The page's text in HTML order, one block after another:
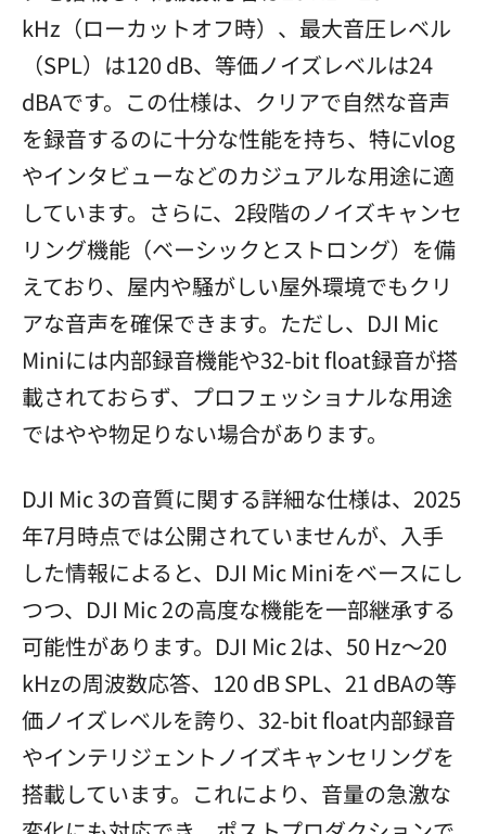
kHz（ローカットオフ時）、最大音圧レベル
（SPL）は120 dB、等価ノイズレベルは24
dBAです。この仕様は、クリアで自然な音声
を録音するのに十分な性能を持ち、特にvlog
やインタビューなどのカジュアルな用途に適
しています。さらに、2段階のノイズキャンセ
リング機能（ベーシックとストロング）を備
えており、屋内や騒がしい屋外環境でもクリ
アな音声を確保できます。ただし、DJI Mic
Miniには内部録音機能や32-bit float録音が搭
載されておらず、プロフェッショナルな用途
ではやや物足りない場合があります。
DJI Mic 3の音質に関する詳細な仕様は、2025
年7月時点では公開されていませんが、入手
した情報によると、DJI Mic Miniをベースにし
つつ、DJI Mic 2の高度な機能を一部継承する
可能性があります。DJI Mic 2は、50 Hz～20
kHzの周波数応答、120 dB SPL、21 dBAの等
価ノイズレベルを誇り、32-bit float内部録音
やインテリジェントノイズキャンセリングを
搭載しています。これにより、音量の急激な